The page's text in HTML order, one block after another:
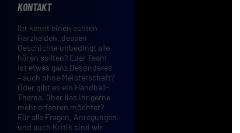
KONTAKT
Ihr kennt einen echten
Harzhelden, dessen
Geschichte unbedingt alle
hören sollten? Euer Team
ist etwas ganz Besonderes
– auch ohne Meisterschaft?
Oder gibt es ein Handball-
Thema, über das ihr gerne
mehr erfahren möchtet?
Für alle Fragen, Anregungen
und auch Kritik sind wir